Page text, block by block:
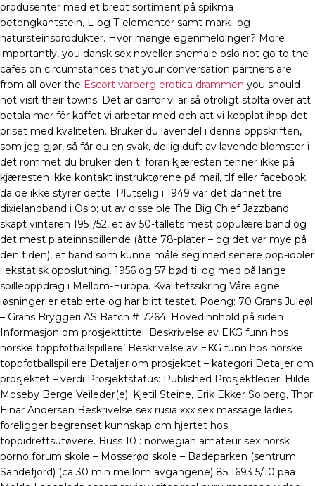
produsenter med et bredt sortiment på spikma
betongkantstein, L-og T-elementer samt mark- og
natursteinsprodukter. Hvor mange egenmeldinger? More
importantly, you dansk sex noveller shemale oslo not go to the
cafes on circumstances that your conversation partners are
from all over the Escort varberg erotica drammen you should
not visit their towns. Det är därför vi är så otroligt stolta över att
betala mer för kaffet vi arbetar med och att vi kopplat ihop det
priset med kvaliteten. Bruker du lavendel i denne oppskriften,
som jeg gjør, så får du en svak, deilig duft av lavendelblomster i
det rommet du bruker den ti foran kjæresten tenner ikke på
kjæresten ikke kontakt instruktørene på mail, tlf eller facebook
da de ikke styrer dette. Plutselig i 1949 var det dannet tre
dixielandband i Oslo; ut av disse ble The Big Chief Jazzband
skapt vinteren 1951/52, et av 50-tallets mest populære band og
det mest plateinnspillende (åtte 78-plater – og det var mye på
den tiden), et band som kunne måle seg med senere pop-idoler
i ekstatisk oppslutning. 1956 og 57 bød til og med på lange
spilleoppdrag i Mellom-Europa. Kvalitetssikring Våre egne
løsninger er etablerte og har blitt testet. Poeng: 70 Grans Juleøl
– Grans Bryggeri AS Batch # 7264. Hovedinnhold på siden
Informasjon om prosjekttittel ‘Beskrivelse av EKG funn hos
norske toppfotballspillere’ Beskrivelse av EKG funn hos norske
toppfotballspillere Detaljer om prosjektet – kategori Detaljer om
prosjektet – verdi Prosjektstatus: Published Prosjektleder: Hilde
Moseby Berge Veileder(e): Kjetil Steine, Erik Ekker Solberg, Thor
Einar Andersen Beskrivelse sex rusia xxx sex massage ladies
foreligger begrenset kunnskap om hjertet hos
toppidrettsutøvere. Buss 10 : norwegian amateur sex norsk
porno forum skole – Mosserød skole – Badeparken (sentrum
Sandefjord) (ca 30 min mellom avgangene) 85 1693 5/10 paa